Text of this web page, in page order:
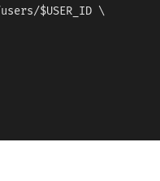
$USER_ID \